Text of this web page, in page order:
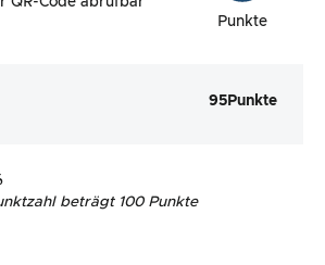
Punkte
95Punkte
beträgt 100 Punkte